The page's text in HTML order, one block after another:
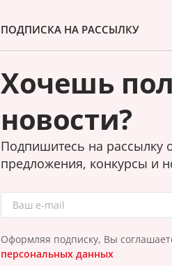
ПОДПИСКА НА РАССЫЛКУ
Хочешь
новости?
Подпишитесь на рассылку
предложения, конкурсы и
Оформляя подписку, Вы
персональных данных